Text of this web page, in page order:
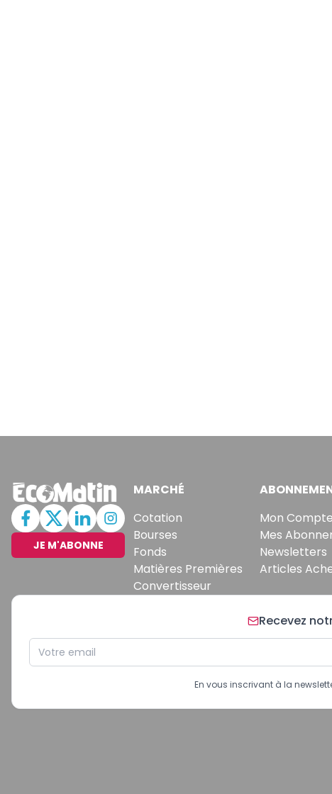
JE M'ABONNE
MARCHÉ
Cotation
Bourses
Fonds
Matières Premières
Convertisseur
Mon Compte
Mes
Newsletters
Articles
Recevez
En vous inscrivant à la